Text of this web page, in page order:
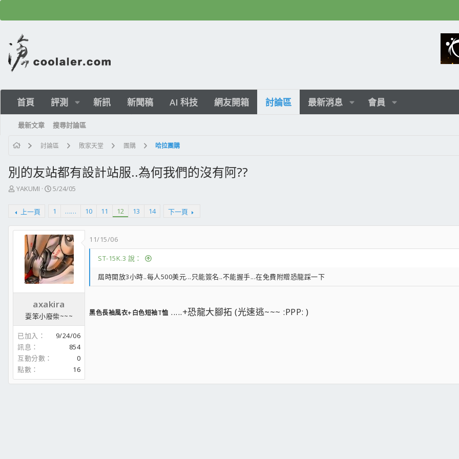
首頁 評測 新訊 新聞稿 AI 科技 網友開箱 討論區 最新消息 會員
最新文章 搜尋討論區
討論區 敗家天堂 團購 哈拉團購
別的友站都有設計站服..為何我們的沒有阿??
主
人
YAKUMI
開
日
5/24/05
上一頁 1 …… 10 11 12 13 14 下一頁
axakira
耍笨小廢柴~~~
已加入
9/24/06
訊息
854
互動分數
0
點數
16
11/15/06
ST-15K.3 說：
屆時開放3小時..每人500美元...只能簽名..不能握手...在免費附贈恐龍踩一下
黑色長袖風衣+白色短袖T恤 .....+恐龍大腳拓 (光速逃~~~ :PPP: )